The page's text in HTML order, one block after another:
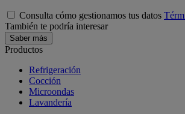
Consulta cómo gestionamos tus datos
También te podría interesar
Saber más
Productos
Refrigeración
Cocción
Microondas
Lavandería